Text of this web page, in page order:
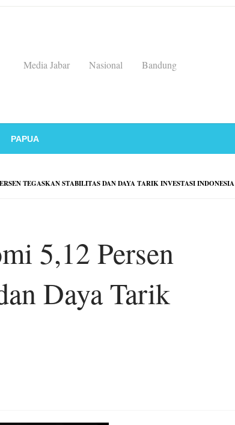
Media Jabar
Nasional Bandung
PAPUA
TEGASKAN STABILITAS DAN DAYA TARIK INVESTASI INDONESIA
5,12 Persen
Daya Tarik